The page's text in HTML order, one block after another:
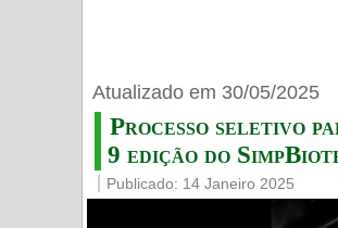
Atualizado em 30/05/2025
Processo seletivo
9 edição do
Publicado: 14 Janeiro 2025